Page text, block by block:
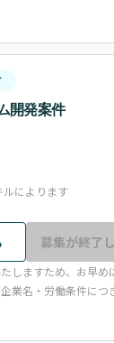
開発案件
によります
募集が終了
しますため、お早め
業名・労働条件につ